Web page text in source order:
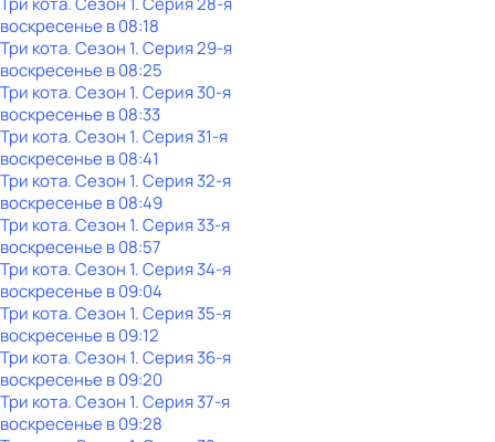
воскресенье в08:18
Три кота. Сезон 1. Серия 29-я
воскресенье в08:25
Три кота. Сезон 1. Серия 30-я
воскресенье в08:33
Три кота. Сезон 1. Серия 31-я
воскресенье в08:41
Три кота. Сезон 1. Серия 32-я
воскресенье в08:49
Три кота. Сезон 1. Серия 33-я
воскресенье в08:57
Три кота. Сезон 1. Серия 34-я
воскресенье в09:04
Три кота. Сезон 1. Серия 35-я
воскресенье в09:12
Три кота. Сезон 1. Серия 36-я
воскресенье в09:20
Три кота. Сезон 1. Серия 37-я
воскресенье в09:28